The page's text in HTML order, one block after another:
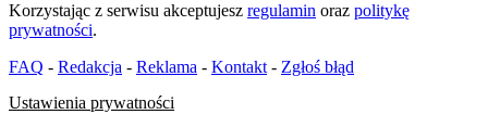
Korzystając z serwisu akceptujesz regulamin oraz politykę
prywatności.
FAQ - Redakcja - Reklama - Kontakt - Zgłoś błąd
Ustawienia prywatności